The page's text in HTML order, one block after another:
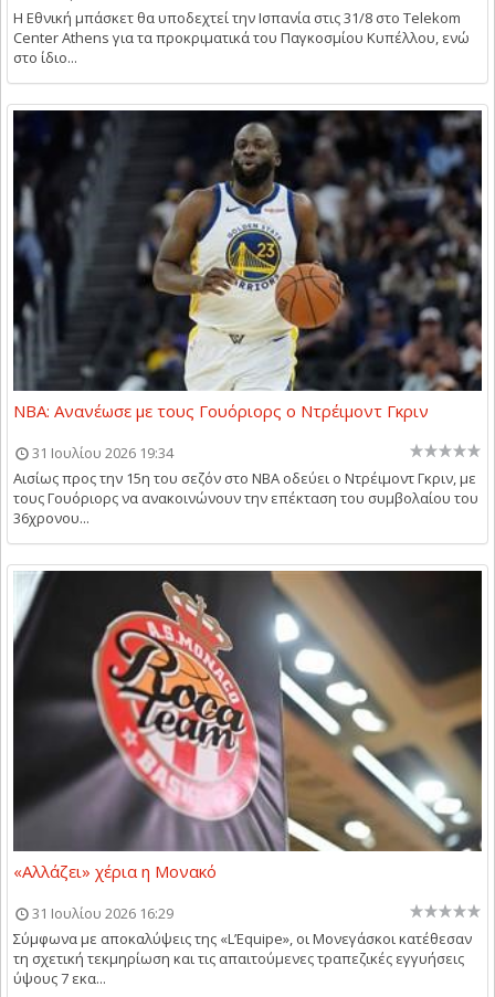
Η Εθνική μπάσκετ θα υποδεχτεί την Ισπανία στις 31/8 στο Telekom
Center Athens για τα προκριματικά του Παγκοσμίου Κυπέλλου, ενώ
στο ίδιο...
NBA: Ανανέωσε με τους Γουόριορς ο Ντρέιμοντ Γκριν
31 Ιουλίου 2026 19:34
Αισίως προς την 15η του σεζόν στο NBA οδεύει ο Ντρέιμοντ Γκριν, με
τους Γουόριορς να ανακοινώνουν την επέκταση του συμβολαίου του
36χρονου...
«Αλλάζει» χέρια η Μονακό
31 Ιουλίου 2026 16:29
Σύμφωνα με αποκαλύψεις της «L’Equipe», οι Μονεγάσκοι κατέθεσαν
τη σχετική τεκμηρίωση και τις απαιτούμενες τραπεζικές εγγυήσεις
ύψους 7 εκα...